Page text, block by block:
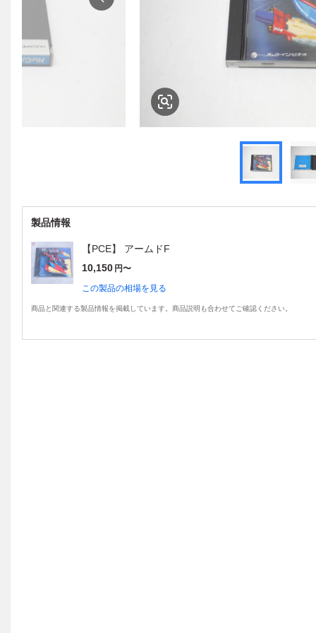
製品情報
【PCE】 アームドF
10,150 円〜
この製品の相場を見る
商品と関連する製品情報を掲載しています。商品説明も合わせてご確認ください。